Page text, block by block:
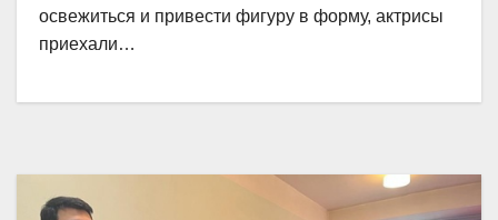
освежиться и привести фигуру в форму, актрисы
приехали…